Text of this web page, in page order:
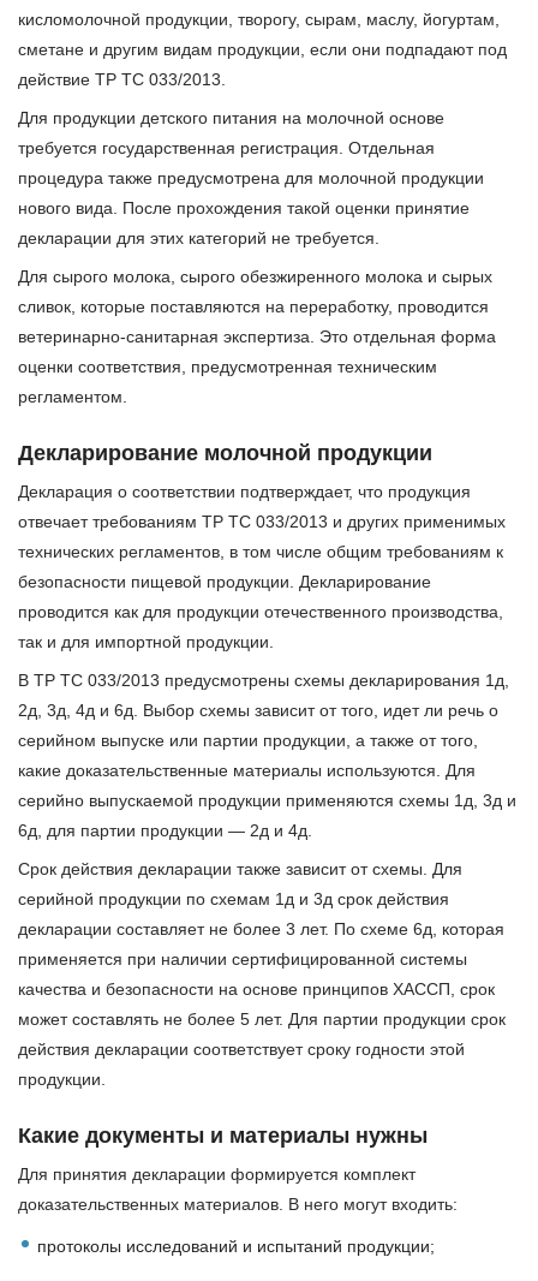
кисломолочной продукции, творогу, сырам, маслу, йогуртам,
сметане и другим видам продукции, если они подпадают под
действие ТР ТС 033/2013.
Для продукции детского питания на молочной основе
требуется государственная регистрация. Отдельная
процедура также предусмотрена для молочной продукции
нового вида. После прохождения такой оценки принятие
декларации для этих категорий не требуется.
Для сырого молока, сырого обезжиренного молока и сырых
сливок, которые поставляются на переработку, проводится
ветеринарно-санитарная экспертиза. Это отдельная форма
оценки соответствия, предусмотренная техническим
регламентом.
Декларирование молочной продукции
Декларация о соответствии подтверждает, что продукция
отвечает требованиям ТР ТС 033/2013 и других применимых
технических регламентов, в том числе общим требованиям к
безопасности пищевой продукции. Декларирование
проводится как для продукции отечественного производства,
так и для импортной продукции.
В ТР ТС 033/2013 предусмотрены схемы декларирования 1д,
2д, 3д, 4д и 6д. Выбор схемы зависит от того, идет ли речь о
серийном выпуске или партии продукции, а также от того,
какие доказательственные материалы используются. Для
серийно выпускаемой продукции применяются схемы 1д, 3д и
6д, для партии продукции — 2д и 4д.
Срок действия декларации также зависит от схемы. Для
серийной продукции по схемам 1д и 3д срок действия
декларации составляет не более 3 лет. По схеме 6д, которая
применяется при наличии сертифицированной системы
качества и безопасности на основе принципов ХАССП, срок
может составлять не более 5 лет. Для партии продукции срок
действия декларации соответствует сроку годности этой
продукции.
Какие документы и материалы нужны
Для принятия декларации формируется комплект
доказательственных материалов. В него могут входить:
протоколы исследований и испытаний продукции;